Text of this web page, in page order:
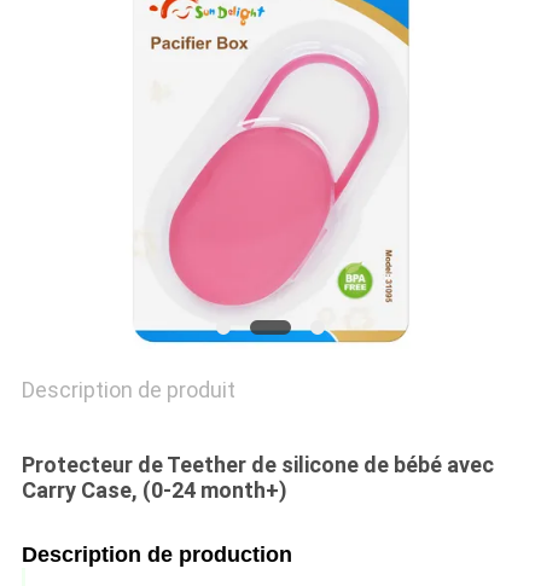
POLICY
Description de produit
Protecteur de Teether de silicone de bébéavec
Carry Case, (0-24 month+)
Description de production